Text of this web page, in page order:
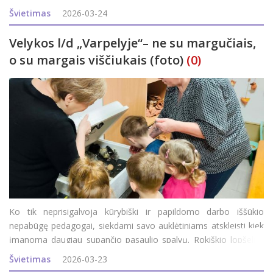
jaunuosius istorijos mylėtojus iš įvairių rajono mokyklų ir dar
kartą priminė, kaip svarbu pažint
Švietimas 2026-03-24
Velykos l/d „Varpelyje“– ne su margučiais,
o su margais viščiukais (foto) (0)
Ko tik neprisigalvoja kūrybiški ir papildomo darbo iššūkio
nepabūgę pedagogai, siekdami savo auklėtiniams atskleisti kiek
įmanoma daugiau supančio pasaulio spalvų. Rokiškio lopšelio-
darželio „Varpelis“ bendruomenė šiomis dienomis tapo
ūkininkais
Švietimas 2026-03-23